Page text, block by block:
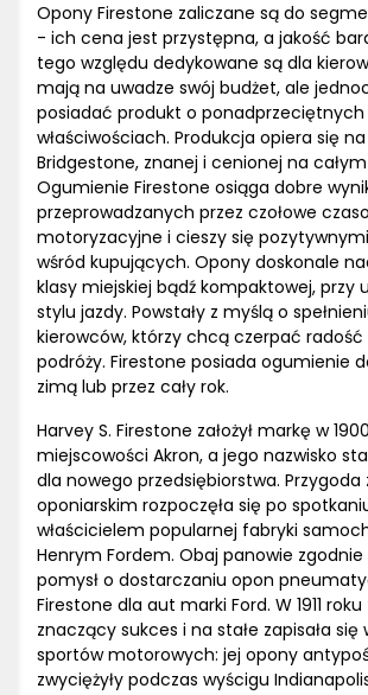
Opony Firestone zaliczane są do
- ich cena jest przystępna, a jakość
tego względu dedykowane są dla
mają na uwadze swój budżet, ale
posiadać produkt o ponadprzeciętnych
właściwościach. Produkcja opiera się
Bridgestone, znanej i cenionej na
Ogumienie Firestone osiąga dobre
przeprowadzanych przez czołowe
motoryzacyjne i cieszy się
wśród kupujących. Opony doskonale
klasy miejskiej bądź kompaktowej, przy
stylu jazdy. Powstały z myślą o
kierowców, którzy chcą czerpać
podróży. Firestone posiada ogumienie
zimą lub przez cały rok.
Harvey S. Firestone założył markę w
miejscowości Akron, a jego nazwisko
dla nowego przedsiębiorstwa. Przygoda
oponiarskim rozpoczęła się po
właścicielem popularnej fabryki
Henrym Fordem. Obaj panowie
pomysł o dostarczaniu opon
Firestone dla aut marki Ford. W 1911
znaczący sukces i na stałe zapisała się
sportów motorowych: jej opony
zwyciężyły podczas wyścigu